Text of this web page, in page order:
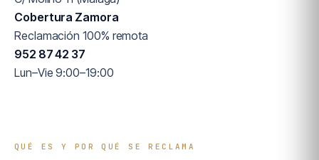
Cobertura Zamora
Reclamación 100% remota
952 87 42 37
Lun–Vie 9:00–19:00
QUÉ ES Y POR QUÉ SE RECLAMA